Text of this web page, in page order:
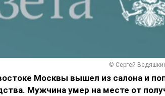
© Сергей
Москвы вышел из салона и
Мужчина умер на месте от